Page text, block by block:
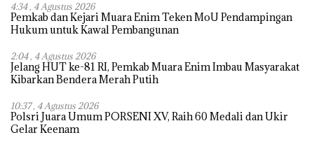
4:34 , 4 Agustus 2026
Pemkab dan Kejari Muara Enim Teken MoU Pendampingan
Hukum untuk Kawal Pembangunan
2:04 , 4 Agustus 2026
Jelang HUT ke-81 RI, Pemkab Muara Enim Imbau Masyarakat
Kibarkan Bendera Merah Putih
10:37 , 4 Agustus 2026
Polsri Juara Umum PORSENI XV, Raih 60 Medali dan Ukir
Gelar Keenam